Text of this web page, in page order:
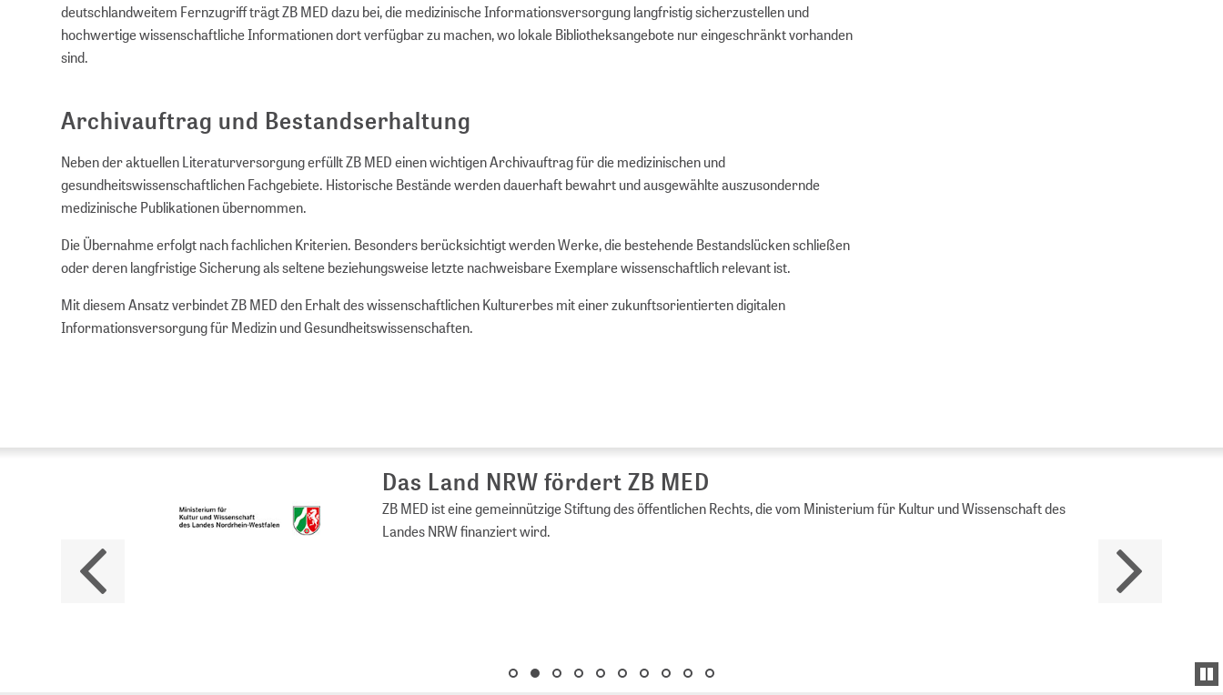
deutschlandweitem Fernzugriff trägt ZB MED dazu bei, die medizinische Informationsversorgung langfristig sicherzustellen und
hochwertige wissenschaftliche Informationen dort verfügbar zu machen, wo lokale Bibliotheksangebote nur eingeschränkt vorhanden
sind.
Archivauftrag und Bestandserhaltung
Neben der aktuellen Literaturversorgung erfüllt ZB MED einen wichtigen Archivauftrag für die medizinischen und
gesundheitswissenschaftlichen Fachgebiete. Historische Bestände werden dauerhaft bewahrt und ausgewählte auszusondernde
medizinische Publikationen übernommen.
Die Übernahme erfolgt nach fachlichen Kriterien. Besonders berücksichtigt werden Werke, die bestehende Bestandslücken schließen
oder deren langfristige Sicherung als seltene beziehungsweise letzte nachweisbare Exemplare wissenschaftlich relevant ist.
Mit diesem Ansatz verbindet ZB MED den Erhalt des wissenschaftlichen Kulturerbes mit einer zukunftsorientierten digitalen
Informationsversorgung für Medizin und Gesundheitswissenschaften.
Das Land NRW fördert ZB MED
ZB MED ist eine gemeinnützige Stiftung des öffentlichen Rechts, die vom Ministerium für Kultur und Wissenschaft des
Landes NRW finanziert wird.